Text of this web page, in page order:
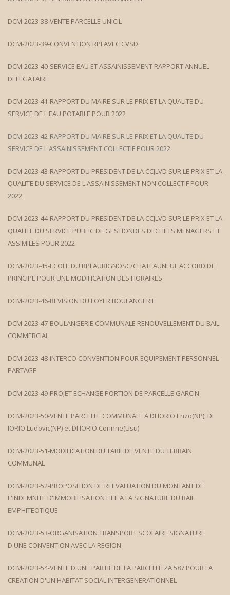
DCM-2023-38-VENTE PARCELLE UNICIL
DCM-2023-39-CONVENTION RPI AVEC CVSD
DCM-2023-40-SERVICE EAU ET ASSAINISSEMENT RAPPORT ANNUEL
DELEGATAIRE
DCM-2023-41-RAPPORT DU MAIRE SUR LE PRIX ET LA QUALITE DU
SERVICE DE L'EAU POTABLE POUR 2022
DCM-2023-42-RAPPORT DU MAIRE SUR LE PRIX ET LA QUALITE DU
SERVICE DE L'ASSAINISSEMENT COLLECTIF POUR 2022
DCM-2023-43-RAPPORT DU PRESIDENT DE LA CCJLVD SUR LE PRIX ET LA
QUALITE DU SERVICE DE L'ASSAINISSEMENT NON COLLECTIF POUR
2022
DCM-2023-44-RAPPORT DU PRESIDENT DE LA CCJLVD SUR LE PRIX ET LA
QUALITE DU SERVICE PUBLIC DE GESTIONDES DECHETS MENAGERS ET
ASSIMILES POUR 2022
DCM-2023-45-ECOLE DU RPI AUBIGNOSC/CHATEAUNEUF ACCORD DE
PRINCIPE POUR UNE MODIFICATION DES HORAIRES
DCM-2023-46-REVISION DU LOYER BOULANGERIE
DCM-2023-47-BOULANGERIE COMMUNALE RENOUVELLEMENT DU BAIL
COMMERCIAL
DCM-2023-48-INTERCO CONVENTION POUR EQUIPEMENT PERSONNEL
PARTAGE
DCM-2023-49-PROJET ECHANGE PORTION DE PARCELLE GARCIN
DCM-2023-50-VENTE PARCELLE COMMUNALE A DI IORIO Enzo(NP), DI
IORIO Ludovic(NP) et DI IORIO Corinne(Usu)
DCM-2023-51-MODIFICATION DU TARIF DE VENTE DU TERRAIN
COMMUNAL
DCM-2023-52-PROPOSITION DE REEVALUATION DU MONTANT DE
L'INDEMNITE D'IMMOBILISATION LIEE A LA SIGNATURE DU BAIL
EMPHITEOTIQUE
DCM-2023-53-ORGANISATION TRANSPORT SCOLAIRE SIGNATURE
D'UNE CONVENTION AVEC LA REGION
DCM-2023-54-VENTE D'UNE PARTIE DE LA PARCELLE ZA 587 POUR LA
CREATION D'UN HABITAT SOCIAL INTERGENERATIONNEL